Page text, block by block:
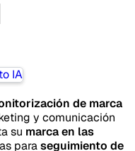
de marca
y comunicación
su marca en las
paraseguimiento de